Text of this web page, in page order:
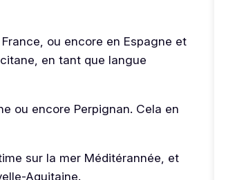
ou encore en Espagne et
en tant que langue
ou encore Perpignan. Cela en
sur la mer Méditérannée, et
Aquitaine.